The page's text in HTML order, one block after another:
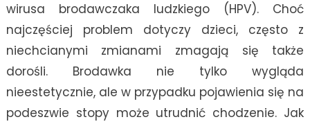
to
możliwe!
wirusa brodawczaka ludzkiego (HPV). Choć
najczęściej problem dotyczy dzieci, często z
niechcianymi zmianami zmagają się także
dorośli. Brodawka nie tylko wygląda
nieestetycznie, ale w przypadku pojawienia się na
podeszwie stopy może utrudnić chodzenie. Jak